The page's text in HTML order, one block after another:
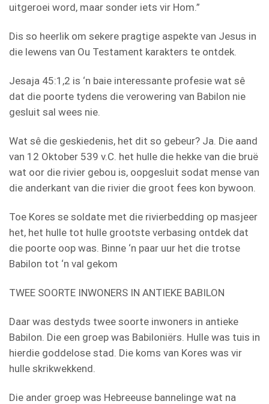
uitgeroei word, maar sonder iets vir Hom.”
Dis so heerlik om sekere pragtige aspekte van Jesus in
die lewens van Ou Testament karakters te ontdek.
Jesaja 45:1,2 is ‘n baie interessante profesie wat sê
dat die poorte tydens die verowering van Babilon nie
gesluit sal wees nie.
Wat sê die geskiedenis, het dit so gebeur? Ja. Die aand
van 12 Oktober 539 v.C. het hulle die hekke van die bruë
wat oor die rivier gebou is, oopgesluit sodat mense van
die anderkant van die rivier die groot fees kon bywoon.
Toe Kores se soldate met die rivierbedding op masjeer
het, het hulle tot hulle grootste verbasing ontdek dat
die poorte oop was. Binne ‘n paar uur het die trotse
Babilon tot ‘n val gekom
TWEE SOORTE INWONERS IN ANTIEKE BABILON
Daar was destyds twee soorte inwoners in antieke
Babilon. Die een groep was Babiloniërs. Hulle was tuis in
hierdie goddelose stad. Die koms van Kores was vir
hulle skrikwekkend.
Die ander groep was Hebreeuse bannelinge wat na